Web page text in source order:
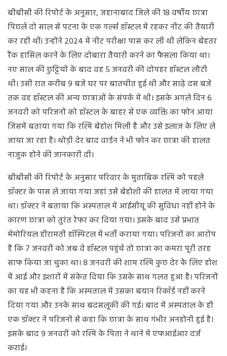
बीबीसी की रिपोर्ट के अनुसार, जहानाबाद जिले की 18 वर्षीय छात्रा
पिछले दो साल से पटना के एक गर्ल्स हॉस्टल में रहकर नीट की तैयारी
कर रही थीं। उन्होंने 2024 में नीट परीक्षा पास कर ली थी लेकिन बेहतर
रैंक हासिल करने के लिए दोबारा तैयारी करने का फैसला किया था।
नए साल की छुट्टियों के बाद वह 5 जनवरी की दोपहर हॉस्टल लौटी
थी। उसी रात करीब 9 बजे घर पर बातचीत हुई थी और साढ़े दस बजे
तक वह हॉस्टल की अन्य छात्राओं के संपर्क में थी। इसके अगले दिन 6
जनवरी को परिजनों को हॉस्टल के बाहर से एक व्यक्ति का फोन आया
जिसमें बताया गया कि रश्मि बेहोश मिली है और उसे इलाज के लिए ले
जाया जा रहा है। थोड़ी देर बाद वार्डन ने भी फोन कर छात्रा की हालत
नाजुक होने की जानकारी दी।
बीबीसी की रिपोर्ट के अनुसार परिवार के मुताबिक रश्मि को पहले
डॉक्टर के पास ले जाया गया जहां उसे बेहोशी की हालत में लाया गया
था। डॉक्टर ने बताया कि अस्पताल में आईसीयू की सुविधा नहीं होने के
कारण छात्रा को तुरंत रेफर कर दिया गया। इसके बाद उसे प्रभात
मेमोरियल हीरामती हॉस्पिटल में भर्ती कराया गया। परिजनों का आरोप
है कि 7 जनवरी को जब वे हॉस्टल पहुंचे तो छात्रा का कमरा पूरी तरह
साफ किया जा चुका था। 8 जनवरी की शाम रश्मि कुछ देर के लिए होश
में आई और इशारों में संकेत दिया कि उसके साथ गलत हुआ है। परिजनों
का यह भी कहना है कि अस्पताल में उसका बयान रिकॉर्ड नहीं करने
दिया गया और उनके साथ बदसलूकी की गई। बाद में अस्पताल के ही
एक डॉक्टर ने परिजनों से कहा कि छात्रा के साथ गंभीर अनहोनी हुई है।
इसके बाद 9 जनवरी को रश्मि के पिता ने थाने में एफआईआर दर्ज
कराई।